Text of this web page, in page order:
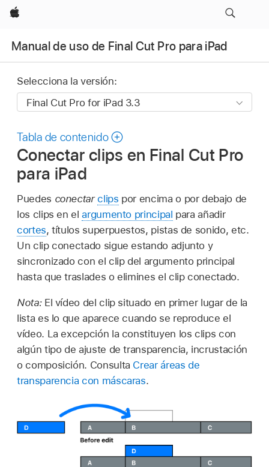
Apple
Manual de uso de Final Cut Pro para iPad
Selecciona la versión:
Tabla de contenido
Conectar clips en Final Cut Pro
para iPad
Puedes conectar clips por encima o por debajo de
los clips en elargumento principal para añadir
cortes, títulos superpuestos, pistas de sonido, etc.
Un clip conectado sigue estando adjunto y
sincronizado con el clip del argumento principal
hasta que traslades o elimines el clip conectado.
Nota: El vídeo del clip situado en primer lugar de la
lista es lo que aparece cuando se reproduce el
vídeo. La excepción la constituyen los clips con
algún tipo de ajuste de transparencia, incrustación
o composición. Consulta Crear áreas de
transparencia con máscaras.